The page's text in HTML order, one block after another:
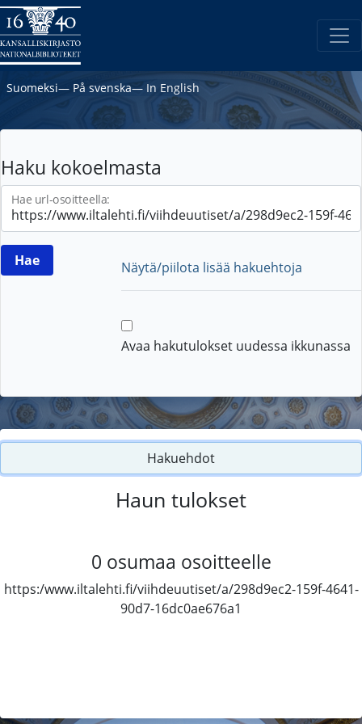
Suomeksi― På svenska― In English
Haku kokoelmasta
Hae url-osoitteella:
Näytä/piilota lisää hakuehtoja
Avaa hakutulokset uudessa ikkunassa
Hakuehdot
Haun tulokset
0 osumaa osoitteelle
https:/www.iltalehti.fi/viihdeuutiset/a/298d9ec2-159f-4641-
90d7-16dc0ae676a1